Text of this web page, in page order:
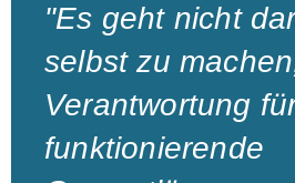
"Es geht nicht
selbst zu
Verantwortung
funktionierende